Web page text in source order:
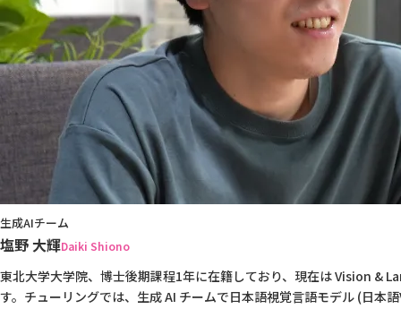
生成AIチーム
塩野 大輝Daiki Shiono
東北大学大学院、博士後期課程1年に在籍しており、現在は Vision &
す。チューリングでは、生成 AI チームで日本語視覚言語モデル (日本